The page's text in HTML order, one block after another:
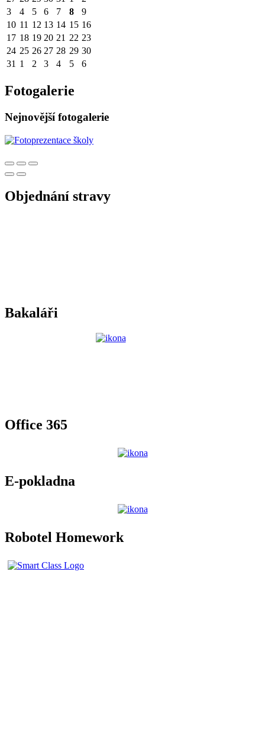
3
4 5 6 7 8
9
10 11 12 13 14 15 16
17 18 19 20 21 22 23
24 25 26 27 28 29 30
31 1 2 3 4 5 6
Fotogalerie
Nejnovější fotogalerie
Objednání stravy
Bakaláři
Office 365
E-pokladna
Robotel Homework